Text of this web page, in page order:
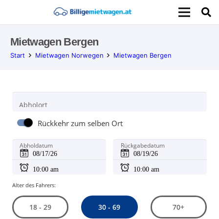
Mietwagen Bergen
Start Mietwagen Norwegen Mietwagen Bergen
Abholort
Rückkehr zum selben Ort
Abholdatum Rückgabedatum
Alter des Fahrers:
18 - 29 30 - 69 70+